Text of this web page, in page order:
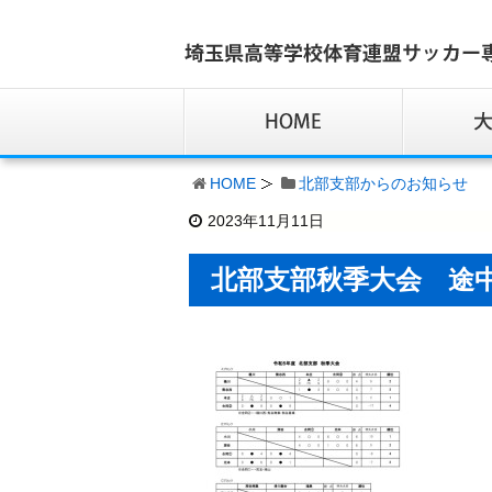
HOME 北部支部からのお知らせ
2023年11月11日
北部支部秋季大会 途